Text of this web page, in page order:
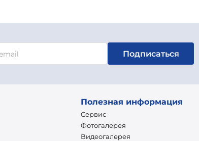
Подписаться
Полезная информация
Сервис
Фотогалерея
Видеогалерея